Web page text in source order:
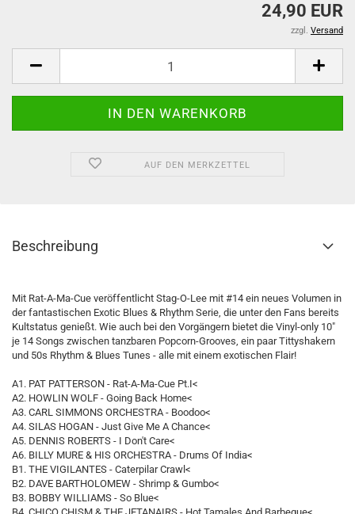
24,90 EUR
zzgl. Versand
AUF DEN MERKZETTEL
Beschreibung
Mit Rat-A-Ma-Cue veröffentlicht Stag-O-Lee mit #14 ein neues Volumen in
der fantastischen Exotic Blues & Rhythm Serie, die unter den Fans bereits
Kultstatus genießt. Wie auch bei den Vorgängern bietet die Vinyl-only 10"
je 14 Songs zwischen tanzbaren Popcorn-Grooves, ein paar Tittyshakern
und 50s Rhythm & Blues Tunes - alle mit einem exotischen Flair!
A1. PAT PATTERSON - Rat-A-Ma-Cue Pt.I<
A2. HOWLIN WOLF - Going Back Home<
A3. CARL SIMMONS ORCHESTRA - Boodoo<
A4. SILAS HOGAN - Just Give Me A Chance<
A5. DENNIS ROBERTS - I Don't Care<
A6. BILLY MURE & HIS ORCHESTRA - Drums Of India<
B1. THE VIGILANTES - Caterpilar Crawl<
B2. DAVE BARTHOLOMEW - Shrimp & Gumbo<
B3. BOBBY WILLIAMS - So Blue<